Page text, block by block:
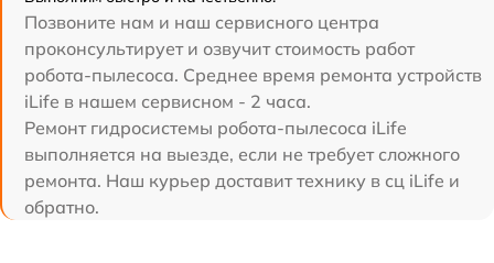
Позвоните нам и наш сервисного центра
проконсультирует и озвучит стоимость работ
робота-пылесоса. Среднее время ремонта устройств
iLife в нашем сервисном - 2 часа.
Ремонт гидросистемы робота-пылесоса iLife
выполняется на выезде, если не требует сложного
ремонта. Наш курьер доставит технику в сц iLife и
обратно.